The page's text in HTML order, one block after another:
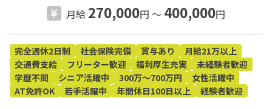
月給 270,000円 〜 400,000円
完全週休2日制 社会保険完備 賞与あり
月給21万以上
交通費支給
フリーター歓迎 福利厚生充実
未経験者歓迎
学歴不問
シニア活躍中 300万～700万円
女性活躍中
AT免許OK
若手活躍中 年間休日100日以上 経験者歓迎